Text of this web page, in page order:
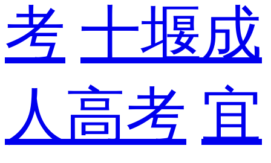
考 十堰成
人高考 宜